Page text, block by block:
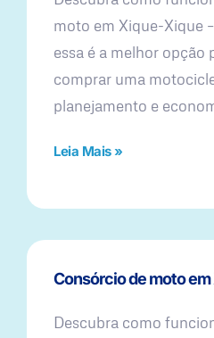
moto em Xique-Xique
essa é a melhor opção
comprar uma
planejamento e
Leia Mais »
Consórcio de moto em
Descubra como